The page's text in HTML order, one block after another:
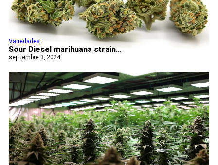
Sour Diesel marihuana strain...
Variedades
septiembre 3, 2024